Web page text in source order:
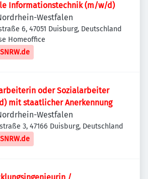
Informationstechnik (m/w/d)
Westfalen
6, 47051 Duisburg, Deutschland
Homeoffice
oder Sozialarbeiter
mit staatlicher Anerkennung
Westfalen
3, 47166 Duisburg, Deutschland